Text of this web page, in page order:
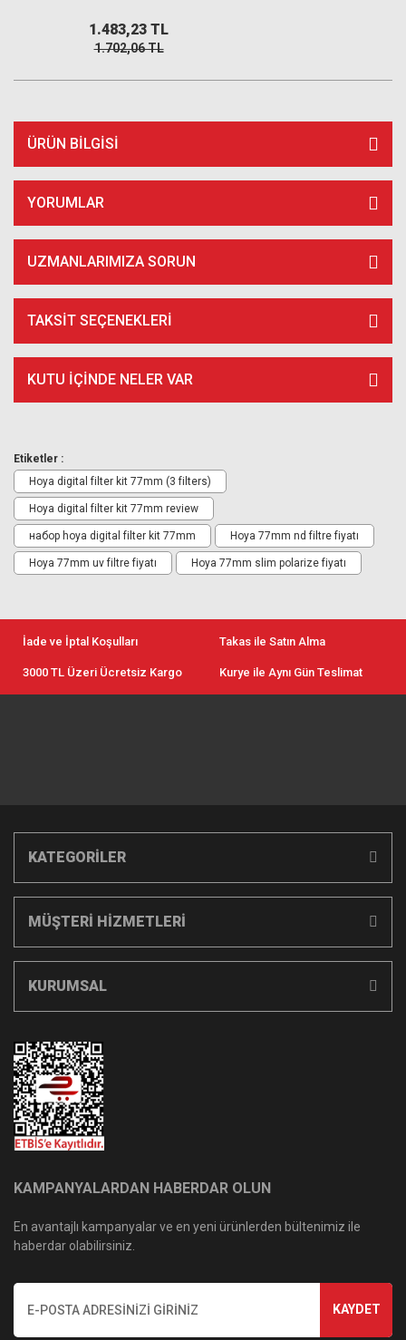
1.483,23 TL
1.702,06 TL
ÜRÜN BILGISI
YORUMLAR
UZMANLARIMIZA SORUN
TAKSIT SEÇENEKLERI
KUTU İÇİNDE NELER VAR
Etiketler :
Hoya digital filter kit 77mm (3 filters)
Hoya digital filter kit 77mm review
набор hoya digital filter kit 77mm Hoya 77mm nd filtre fiyatı
Hoya 77mm uv filtre fiyatı Hoya 77mm slim polarize fiyatı
İade ve İptal Koşulları Takas ile Satın Alma
3000 TL Üzeri Ücretsiz Kargo Kurye ile Aynı Gün Teslimat
KATEGORİLER
MÜŞTERİ HİZMETLERİ
KURUMSAL
KAMPANYALARDAN HABERDAR OLUN
En avantajlı kampanyalar ve en yeni ürünlerden bültenimiz ile
haberdar olabilirsiniz.
KAYDET